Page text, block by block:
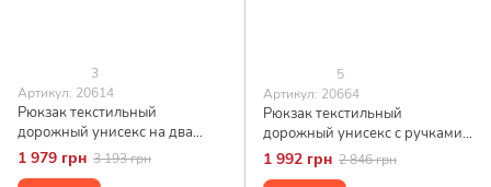
3
Артикул: 20614
Рюкзак текстильный
дорожный унисекс на два
отделения Vintage 20614
Песочный
1 979 грн 3 193 грн
5
Артикул: 20664
Рюкзак текстильный
дорожный унисекс с ручками
Vintage 20664 Песочный
1 992 грн 2 846 грн